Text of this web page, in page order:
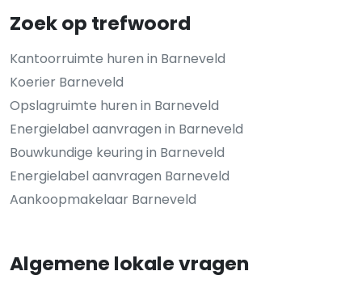
Zoek op trefwoord
Kantoorruimte huren in Barneveld
Koerier Barneveld
Opslagruimte huren in Barneveld
Energielabel aanvragen in Barneveld
Bouwkundige keuring in Barneveld
Energielabel aanvragen Barneveld
Aankoopmakelaar Barneveld
Algemene lokale vragen